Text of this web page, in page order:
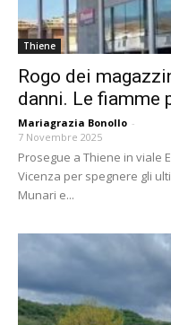
Thiene
Rogo dei
danni. Le fiamme
Mariagrazia Bonollo -
7 Novembre 2025
Prosegue a Thiene in viale
Vicenza per spegnere gli
Munari e...